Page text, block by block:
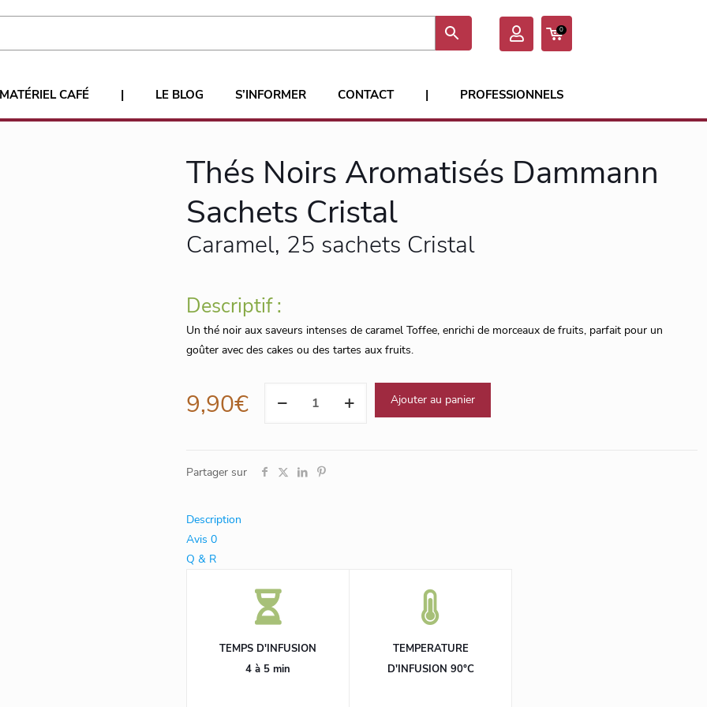
MATÉRIEL CAFÉ | LE BLOG S’INFORMER CONTACT | PROFESSIONNELS
0
Thés Noirs Aromatisés Dammann
Sachets Cristal
Caramel, 25 sachets Cristal
Descriptif :
Un thé noir aux saveurs intenses de caramel Toffee, enrichi de morceaux de fruits, parfait pour un
goûter avec des cakes ou des tartes aux fruits.
9,90€
sachets
Ajouter au panier
Partager sur
Description
Avis 0
Q & R
TEMPS D'INFUSION
4 à 5 min
TEMPERATURE
D'INFUSION 90°C